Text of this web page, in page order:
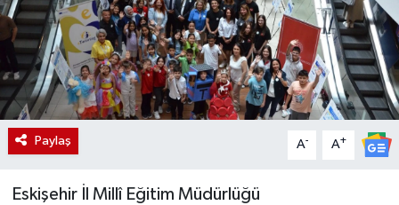
Paylaş A- A+
Eskişehir İl Millî Eğitim Müdürlüğü